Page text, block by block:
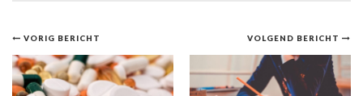
Bericht
navigatie
VOLGEND BERICHT
VORIG BERICHT